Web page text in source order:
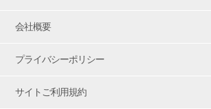
会社概要
プライバシーポリシー
サイトご利用規約